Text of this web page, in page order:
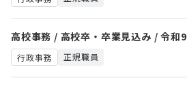
高校事務 / 高校卒・卒業見込み / 令和
行政事務 正規職員